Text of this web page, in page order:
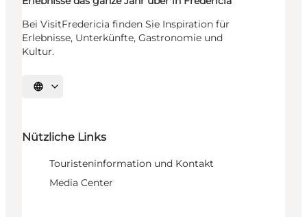
Bei VisitFredericia finden Sie Inspiration für
Erlebnisse, Unterkünfte, Gastronomie und
Kultur.
Sprache auswählen
Nützliche Links
Touristeninformation und Kontakt
Media Center